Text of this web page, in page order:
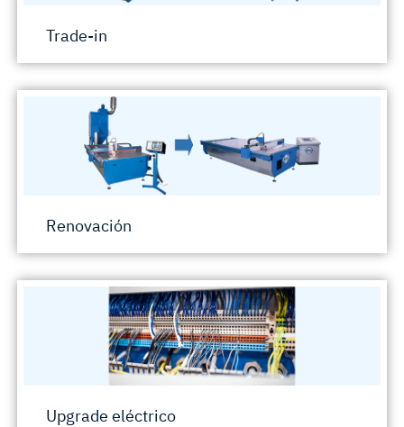
Trade-in
Renovación
Upgrade eléctrico